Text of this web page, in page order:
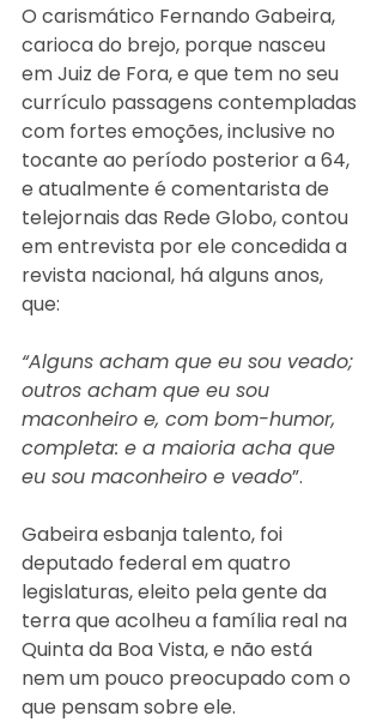
O carismático Fernando Gabeira,
carioca do brejo, porque nasceu
em Juiz de Fora, e que tem no seu
currículo passagens contempladas
com fortes emoções, inclusive no
tocante ao período posterior a 64,
e atualmente é comentarista de
telejornais das Rede Globo, contou
em entrevista por ele concedida a
revista nacional, há alguns anos,
que:
“Alguns acham que eu sou veado;
outros acham que eu sou
maconheiro e, com bom-humor,
completa: e a maioria acha que
eu sou maconheiro e veado”.
Gabeira esbanja talento, foi
deputado federal em quatro
legislaturas, eleito pela gente da
terra que acolheu a família real na
Quinta da Boa Vista, e não está
nem um pouco preocupado com o
que pensam sobre ele.